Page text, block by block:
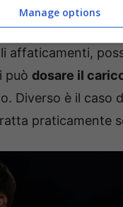
individuale
affaticamenti,
può dosare il
Diverso è il caso
praticamente
Manage options